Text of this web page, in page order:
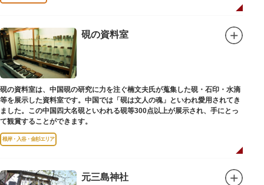
硯の資料室
硯の資料室は、中国硯の研究に力を注ぐ楠文夫氏が蒐集した硯・石印・水滴
等を展示した資料室です。中国では「硯は文人の魂」といわれ愛用されてき
ました。この中国四大名硯といわれる硯等300点以上が展示され、手にとっ
て観賞することができます。
根岸・入谷・金杉エリア
元三島神社